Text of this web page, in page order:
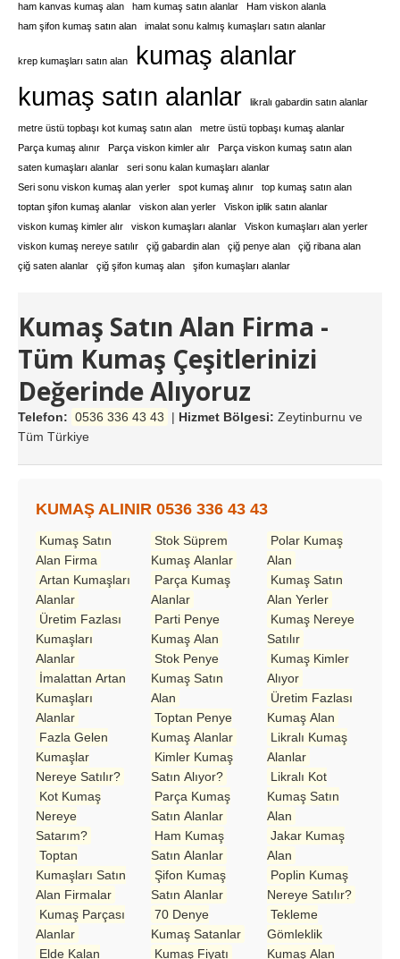
ham kanvas kumaş alan
ham kumaş satın alanlar
Ham viskon alanla
ham şifon kumaş satın alan
imalat sonu kalmış kumaşları satın alanlar
krep kumaşları satın alan
kumaş alanlar
kumaş satın alanlar
likralı gabardin satın alanlar
metre üstü topbaşı kot kumaş satın alan
metre üstü topbaşı kumaş alanlar
Parça kumaş alınır
Parça viskon kimler alır
Parça viskon kumaş satın alan
saten kumaşları alanlar
seri sonu kalan kumaşları alanlar
Seri sonu viskon kumaş alan yerler
spot kumaş alınır
top kumaş satın alan
toptan şifon kumaş alanlar
viskon alan yerler
Viskon iplik satın alanlar
viskon kumaş kimler alır
viskon kumaşları alanlar
Viskon kumaşları alan yerler
viskon kumaş nereye satılır
çiğ gabardin alan çiğ penye alan
çiğ ribana alan
çiğ saten alanlar
çiğ şifon kumaş alan şifon kumaşları alanlar
Kumaş Satın Alan Firma -
Tüm Kumaş Çeşitlerinizi
Değerinde Alıyoruz
Telefon: 0536 336 43 43 | Hizmet Bölgesi: Zeytinburnu ve
Tüm Türkiye
KUMAŞ ALINIR 0536 336 43 43
Kumaş Satın
Alan Firma
Artan Kumaşları
Alanlar
Üretim Fazlası
Kumaşları
Alanlar
İmalattan Artan
Kumaşları
Alanlar
Fazla Gelen
Kumaşlar
Nereye Satılır?
Kot Kumaş
Nereye
Satarım?
Toptan
Kumaşları Satın
Alan Firmalar
Kumaş Parçası
Alanlar
Elde Kalan
Stok Süprem
Kumaş Alanlar
Parça Kumaş
Alanlar
Parti Penye
Kumaş Alan
Stok Penye
Kumaş Satın
Alan
Toptan Penye
Kumaş Alanlar
Kimler Kumaş
Satın Alıyor?
Parça Kumaş
Satın Alanlar
Ham Kumaş
Satın Alanlar
Şifon Kumaş
Satın Alanlar
70 Denye
Kumaş Satanlar
Kumaş Fiyatı
Polar Kumaş
Alan
Kumaş Satın
Alan Yerler
Kumaş Nereye
Satılır
Kumaş Kimler
Alıyor
Üretim Fazlası
Kumaş Alan
Likralı Kumaş
Alanlar
Likralı Kot
Kumaş Satın
Alan
Jakar Kumaş
Alan
Poplin Kumaş
Nereye Satılır?
Tekleme
Gömleklik
Kumaş Alan